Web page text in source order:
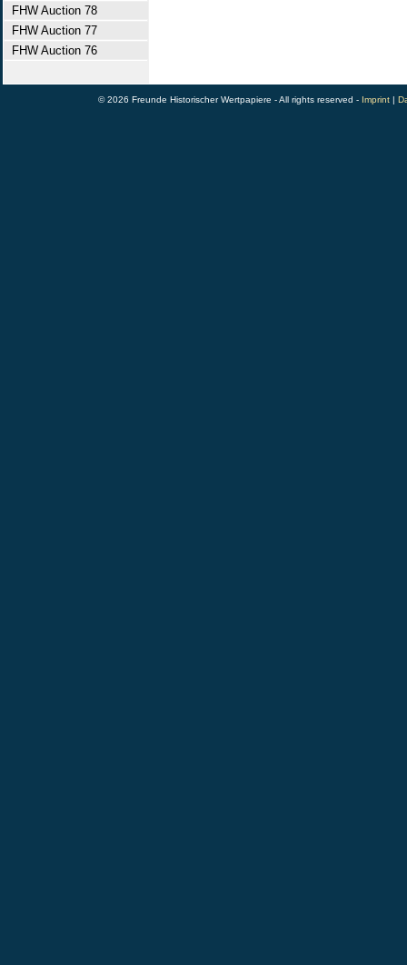
FHW Auction 78
FHW Auction 77
FHW Auction 76
© 2026 Freunde Historischer Wertpapiere - All rights reserved - Imprint |